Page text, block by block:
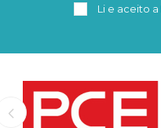
Li e aceito a